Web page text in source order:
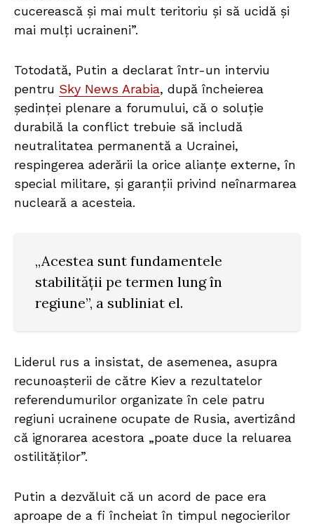
cucerească și mai mult teritoriu și să ucidă și
mai mulți ucraineni”.
Totodată, Putin a declarat într-un interviu
pentru Sky News Arabia, după încheierea
ședinței plenare a forumului, că o soluție
durabilă la conflict trebuie să includă
neutralitatea permanentă a Ucrainei,
respingerea aderării la orice alianțe externe, în
special militare, și garanții privind neînarmarea
nucleară a acesteia.
„Acestea sunt fundamentele
stabilității pe termen lung în
regiune”, a subliniat el.
Liderul rus a insistat, de asemenea, asupra
recunoașterii de către Kiev a rezultatelor
referendumurilor organizate în cele patru
regiuni ucrainene ocupate de Rusia, avertizând
că ignorarea acestora „poate duce la reluarea
ostilităților”.
Putin a dezvăluit că un acord de pace era
aproape de a fi încheiat în timpul negocierilor